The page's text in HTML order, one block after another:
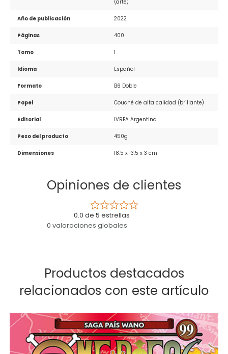
(arte)
Año de publicación 2022
Páginas 400
Tomo 1
Idioma Español
Formato B6 Doble
Papel Couché de alta calidad (brillante)
Editorial IVREA Argentina
Peso del producto 450g
Dimensiones 18.5 x 13.5 x 3 cm
Opiniones de clientes
0.0 de 5 estrellas
0 valoraciones globales
Productos destacados
relacionados con este artículo